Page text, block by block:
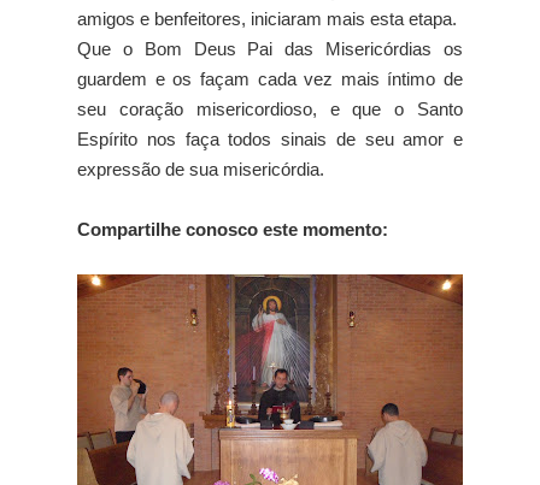
amigos e benfeitores, iniciaram mais esta etapa.
Que o Bom Deus Pai das Misericórdias os
guardem e os façam cada vez mais íntimo de
seu coração misericordioso, e que o Santo
Espírito nos faça todos sinais de seu amor e
expressão de sua misericórdia.
Compartilhe conosco este momento: